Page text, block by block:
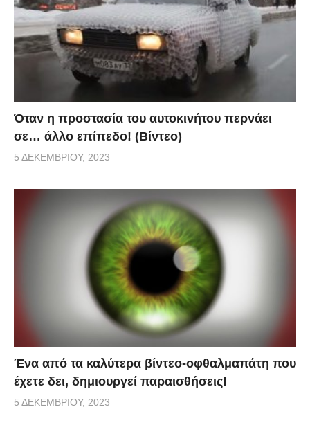
Όταν η προστασία του αυτοκινήτου περνάει
σε… άλλο επίπεδο! (Βίντεο)
5 ΔΕΚΕΜΒΡΊΟΥ, 2023
Ένα από τα καλύτερα βίντεο-οφθαλμαπάτη που
έχετε δει, δημιουργεί παραισθήσεις!
5 ΔΕΚΕΜΒΡΊΟΥ, 2023